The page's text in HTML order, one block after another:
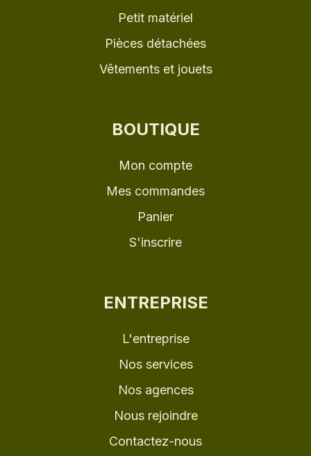
Petit matériel
Pièces détachées
Vêtements et jouets
BOUTIQUE
Mon compte
Mes commandes
Panier
S'inscrire
ENTREPRISE
L'entreprise
Nos services
Nos agences
Nous rejoindre
Contactez-nous